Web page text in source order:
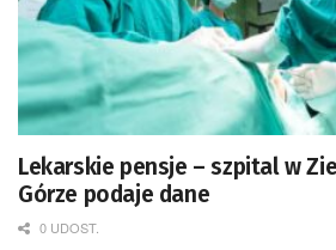
Lekarskie pensje – szpital w
Górze podaje dane
0 UDOST.